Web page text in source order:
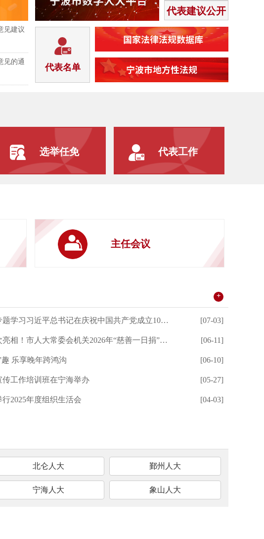
见建议
见的通
代表建议公开
代表名单
选举任免 代表工作
主任会议
行调研《宁波市出租房安全管理条例》贯彻实... [07-04]
走访调研我市人大工作理论研究会 [07-04]
为区域发展挑大梁的使命担当 顾卫卫赴方桥... [07-04]
开展“大走访大调研大服务大解题”活动时指... [07-04]
集运行业发展，助力一流强港建设”人大代... [07-04]
+
近平总书记在庆祝中国共产党成立105周年大会上的重要讲话精... [07-03]
！市人大常委会机关2026年“慈善一日捐”活动暖心开启 [06-11]
乐享晚年跨鸿沟 [06-10]
工作培训班在宁海举办 [05-27]
2025年度组织生活会 [04-03]
北仑人大 鄞州人大
宁海人大 象山人大